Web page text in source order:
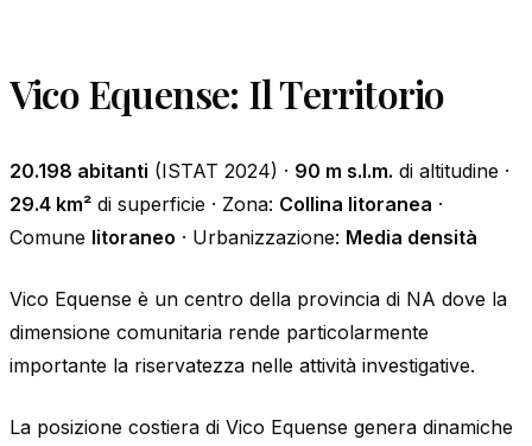
Vico Equense: Il Territorio
20.198 abitanti (ISTAT 2024) · 90 m s.l.m. di altitudine ·
29.4 km² di superficie · Zona: Collina litoranea ·
Comune litoraneo · Urbanizzazione: Media densità
Vico Equense è un centro della provincia di NA dove la
dimensione comunitaria rende particolarmente
importante la riservatezza nelle attività investigative.
La posizione costiera di Vico Equense genera dinamiche